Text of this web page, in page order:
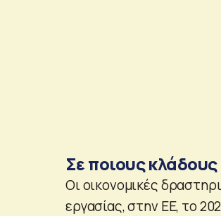
Σε ποιους
Οι οικονομικές
εργασίας, στην ΕΕ, το